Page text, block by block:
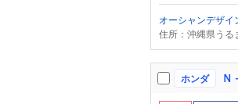
オーシャンデザ
住所：沖縄県うる
ホンダ